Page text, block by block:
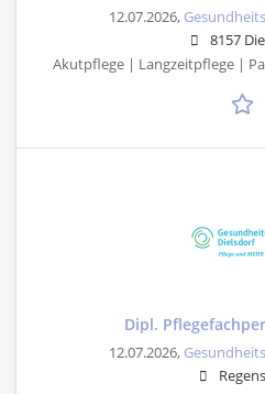
12.07.2026,
8157
Akutpflege | Langzeitpflege |
Dipl.
12.07.2026,